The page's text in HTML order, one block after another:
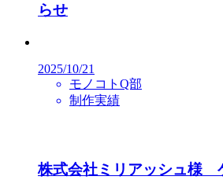
らせ
2025/10/21
モノコトQ部
制作実績
株式会社ミリアッシュ様